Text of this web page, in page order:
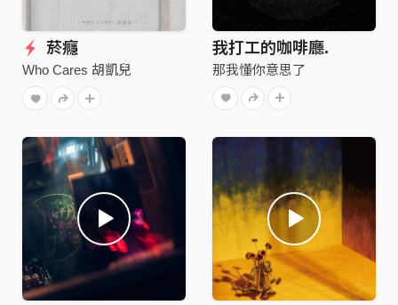
菸癮
Who Cares 胡凱兒
我打工的咖啡廳.
那我懂你意思了